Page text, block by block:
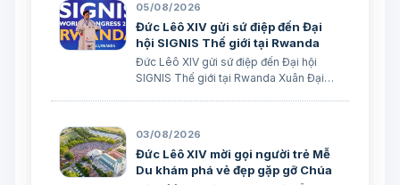
05/08/2026
Đức Lêô XIV gửi sứ điệp đến Đại
hội SIGNIS Thế giới tại Rwanda
Đức Lêô XIV gửi sứ điệp đến Đại hội
SIGNIS Thế giới tại Rwanda Xuân Đại
Cha Lêô XIV kêu gọi những người làm
truyền thông C…
03/08/2026
Đức Lêô XIV mời gọi người trẻ Mễ
Du khám phá vẻ đẹp gặp gỡ Chúa